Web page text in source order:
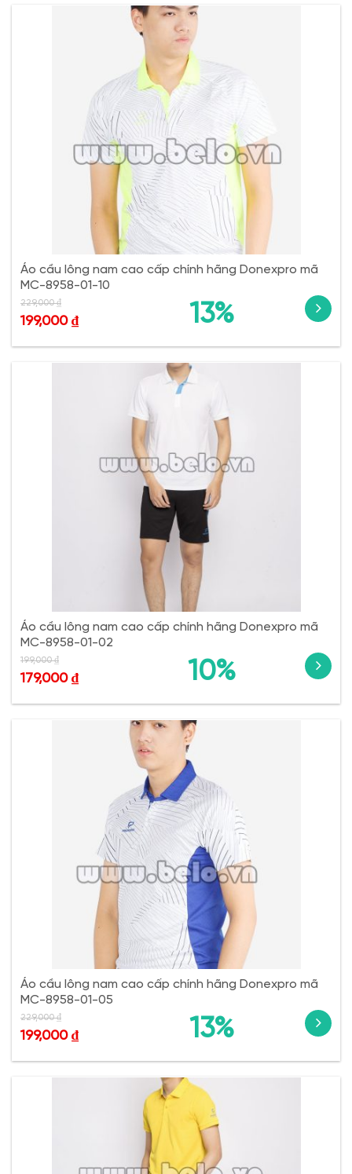
Áo cầu lông nam cao cấp chính hãng Donexpro mã
MC-8958-01-10
13%
229,000₫
199,000 ₫
Áo cầu lông nam cao cấp chính hãng Donexpro mã
MC-8958-01-02
10%
199,000₫
179,000 ₫
Áo cầu lông nam cao cấp chính hãng Donexpro mã
MC-8958-01-05
13%
229,000₫
199,000 ₫